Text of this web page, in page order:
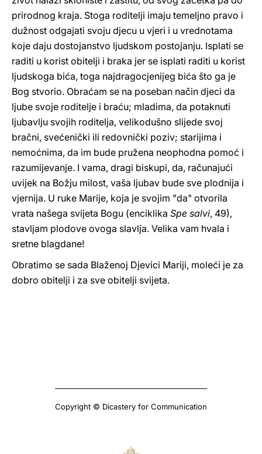
prirodnog kraja. Stoga roditelji imaju temeljno pravo i
dužnost odgajati svoju djecu u vjeri i u vrednotama
koje daju dostojanstvo ljudskom postojanju. Isplati se
raditi u korist obitelji i braka jer se isplati raditi u korist
ljudskoga bića, toga najdragocjenijeg bića što ga je
Bog stvorio. Obraćam se na poseban način djeci da
ljube svoje roditelje i braću; mladima, da potaknuti
ljubavlju svojih roditelja, velikodušno slijede svoj
bračni, svećenički ili redovnički poziv; starijima i
nemoćnima, da im bude pružena neophodna pomoć i
razumijevanje. I vama, dragi biskupi, da, računajući
uvijek na Božju milost, vaša ljubav bude sve plodnija i
vjernija. U ruke Marije, koja je svojim "da" otvorila
vrata našega svijeta Bogu (enciklika Spe salvi, 49),
stavljam plodove ovoga slavlja. Velika vam hvala i
sretne blagdane!
Obratimo se sada Blaženoj Djevici Mariji, moleći je za
dobro obitelji i za sve obitelji svijeta.
Copyright © Dicastery for Communication